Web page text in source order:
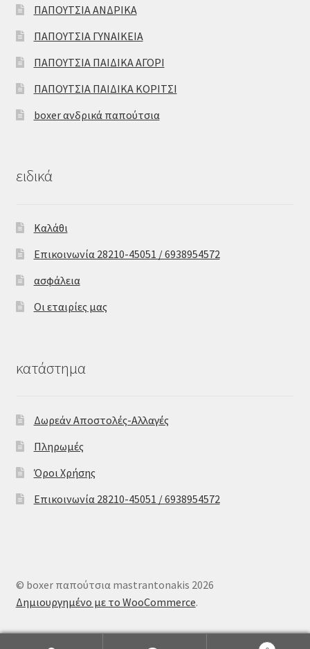
ΠΑΠΟΥΤΣΙΑ ΑΝΔΡΙΚΑ
ΠΑΠΟΥΤΣΙΑ ΓΥΝΑΙΚΕΙΑ
ΠΑΠΟΥΤΣΙΑ ΠΑΙΔΙΚΑ ΑΓΟΡΙ
ΠΑΠΟΥΤΣΙΑ ΠΑΙΔΙΚΑ ΚΟΡΙΤΣΙ
boxer ανδρικά παπούτσια
ειδικά
Καλάθι
Επικοινωνία 28210-45051 / 6938954572
ασφάλεια
Οι εταιρίες μας
κατάστημα
Δωρεάν Αποστολές-Αλλαγές
Πληρωμές
Όροι Χρήσης
Επικοινωνία 28210-45051 / 6938954572
© boxer παπούτσια mastrantonakis 2026
Δημιουργημένο με το WooCommerce.